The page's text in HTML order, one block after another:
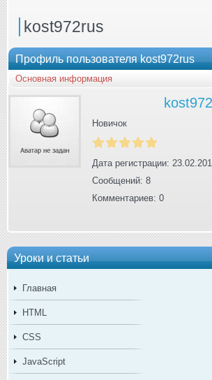
Уроки и статьи
Главная
HTML
CSS
JavaScript
kost972rus
Профиль пользователя kost972rus
Основная информация
Новичок
Дата регистрации:
Сообщений: 8
Комментариев: 0